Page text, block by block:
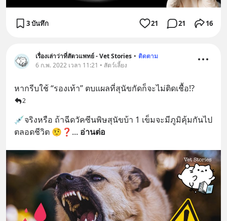
3 บันทึก 21 21 16
เรื่องเล่าว่าที่สัตวแพทย์ - Vet Stories • ติดตาม
6 ก.พ. 2022 เวลา 11:21 • สัตว์เลี้ยง
หากรีบใช้ “รองเท้า” ตบแผลที่สุนัขกัดก็จะไม่ติดเชื้อ⁉️
2
💉จริงหรือ ถ้าฉีดวัคซีนพิษสุนัขบ้า 1 เข็มจะมีภูมิคุ้มกันไป
ตลอดชีวิต 🤨❓ ... อ่านต่อ